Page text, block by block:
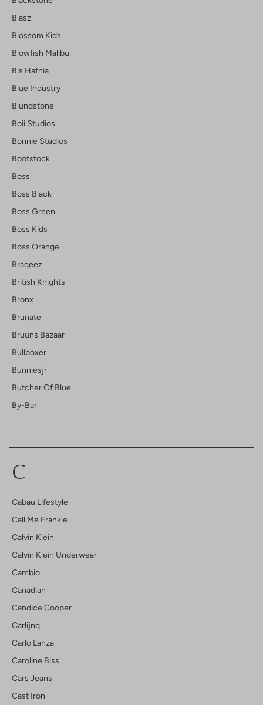
Blasz
Blossom Kids
Blowfish Malibu
Bls Hafnia
Blue Industry
Blundstone
Boii Studios
Bonnie Studios
Bootstock
Boss
Boss Black
Boss Green
Boss Kids
Boss Orange
Braqeez
British Knights
Bronx
Brunate
Bruuns Bazaar
Bullboxer
Bunniesjr
Butcher Of Blue
By-Bar
C
Cabau Lifestyle
Call Me Frankie
Calvin Klein
Calvin Klein Underwear
Cambio
Canadian
Candice Cooper
Carlijnq
Carlo Lanza
Caroline Biss
Cars Jeans
Cast Iron